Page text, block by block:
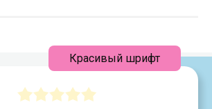
Красивый шрифт